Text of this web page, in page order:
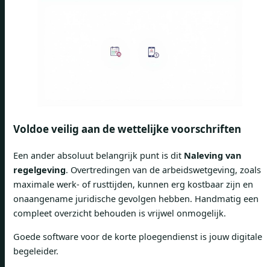
Voldoe veilig aan de wettelijke voorschriften
Een ander absoluut belangrijk punt is dit Naleving van
regelgeving. Overtredingen van de arbeidswetgeving, zoals
maximale werk- of rusttijden, kunnen erg kostbaar zijn en
onaangename juridische gevolgen hebben. Handmatig een
compleet overzicht behouden is vrijwel onmogelijk.
Goede software voor de korte ploegendienst is jouw digitale
begeleider.